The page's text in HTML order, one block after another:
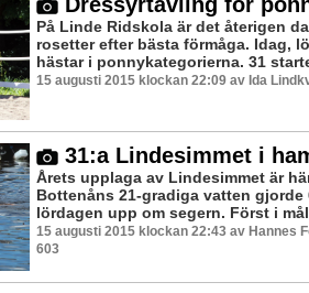
På Linde Ridskola är det återigen
rosetter efter bästa förmåga. Idag,
hästar i ponnykategorierna. 31
15 augusti 2015 klockan 22:09 av Ida
31:a Lindesimmet i
Årets upplaga av Lindesimmet är
Bottenåns 21-gradiga vatten gjorde
lördagen upp om segern. Först i mål
15 augusti 2015 klockan 22:43 av Hannes
603